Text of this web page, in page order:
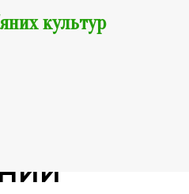
культур